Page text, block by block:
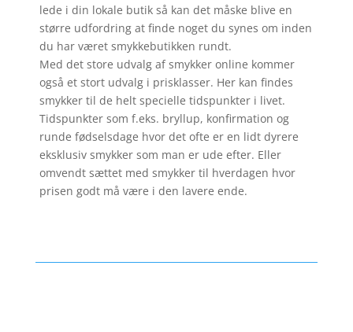
lede i din lokale butik så kan det måske blive en
større udfordring at finde noget du synes om inden
du har været smykkebutikken rundt.
Med det store udvalg af smykker online kommer
også et stort udvalg i prisklasser. Her kan findes
smykker til de helt specielle tidspunkter i livet.
Tidspunkter som f.eks. bryllup, konfirmation og
runde fødselsdage hvor det ofte er en lidt dyrere
eksklusiv smykker som man er ude efter. Eller
omvendt sættet med smykker til hverdagen hvor
prisen godt må være i den lavere ende.